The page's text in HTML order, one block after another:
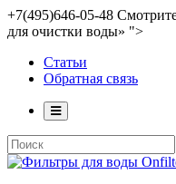
+7(495)646-05-48
для очистки воды» ">
Статьи
Обратная связь